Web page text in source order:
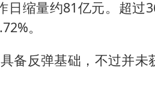
日缩量约81亿元。超过
。
备反弹基础，不过并未